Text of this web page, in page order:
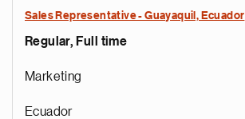
Sales Representative - Guayaquil, Ecuador
Regular, Full time
Marketing
Ecuador